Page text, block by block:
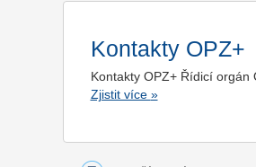
Kontakty OPZ+
Kontakty OPZ+ Řídicí orgán
Zjistit více »